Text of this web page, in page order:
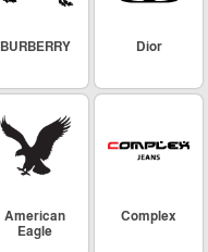
Dior
BURBERRY
Complex
American
Eagle